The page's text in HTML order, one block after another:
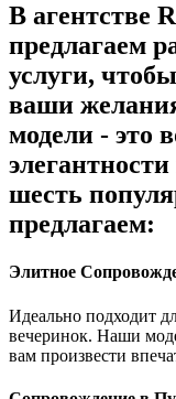
В агентстве
предлагаем
услуги,
ваши
модели - это
шесть
предлагаем:
Элитное
Идеально подходит
вечеринок. Наши
вам произвести